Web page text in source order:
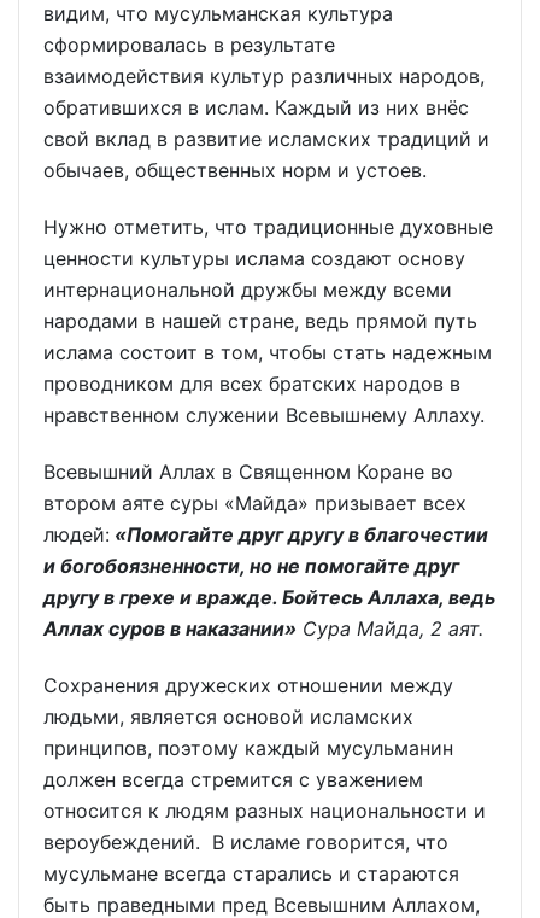
видим, что мусульманская культура
сформировалась в результате
взаимодействия культур различных народов,
обратившихся в ислам. Каждый из них внёс
свой вклад в развитие исламских традиций и
обычаев, общественных норм и устоев.
Нужно отметить, что традиционные духовные
ценности культуры ислама создают основу
интернациональной дружбы между всеми
народами в нашей стране, ведь прямой путь
ислама состоит в том, чтобы стать надежным
проводником для всех братских народов в
нравственном служении Всевышнему Аллаху.
Всевышний Аллах в Священном Коране во
втором аяте суры «Майда» призывает всех
людей: «Помогайте друг другу в благочестии
и богобоязненности, но не помогайте друг
другу в грехе и вражде. Бойтесь Аллаха, ведь
Аллах суров в наказании» Сура Майда, 2 аят.
Сохранения дружеских отношении между
людьми, является основой исламских
принципов, поэтому каждый мусульманин
должен всегда стремится с уважением
относится к людям разных национальности и
вероубеждений. В исламе говорится, что
мусульмане всегда старались и стараются
быть праведными пред Всевышним Аллахом,